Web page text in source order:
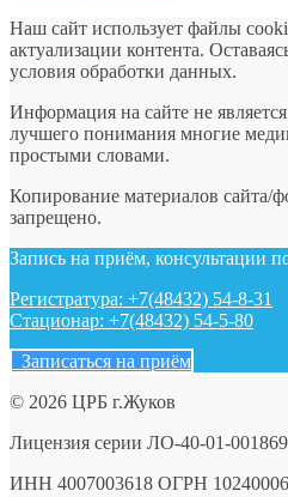
Наш сайт использует файлы
актуализации контента.
условия обработки данных.
Информация на сайте не
лучшего понимания многие
простыми словами.
Копирование материалов сайта/
запрещено.
Запись на приём, консультации
Регистратура: +7(48432) 54-8-31
Стационар: +7(48432) 54-5-80
Записаться на приём
© 2026 ЦРБ г.Жуков
Лицензия серии ЛО-40-01-
ИНН 4007003618 ОГРН